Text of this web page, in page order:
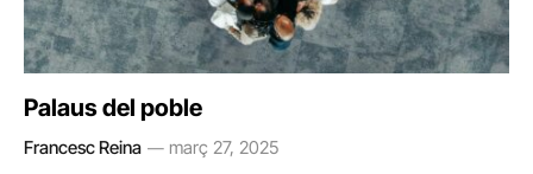
Palaus del poble
Francesc Reina març 27, 2025